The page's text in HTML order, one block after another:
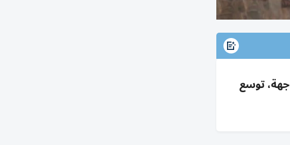
ديوا: إنجاز 7.4 مليون معاملة رقمية بالنصف الأول 2026، تبني رقمي 99.5%، تكامل 115 مشروعاً مع 65 جهة، توسع